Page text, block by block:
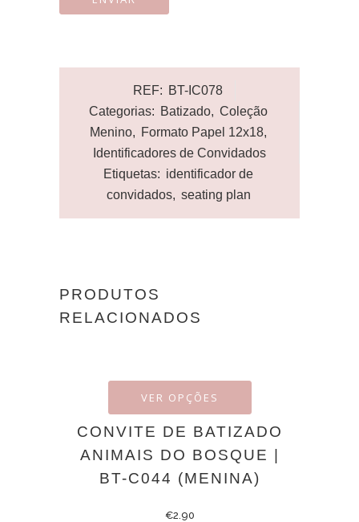
REF: BT-IC078
Categorias: Batizado, Coleção
Menino, Formato Papel 12x18,
Identificadores de Convidados
Etiquetas: identificador de
convidados, seating plan
PRODUTOS
RELACIONADOS
VER OPÇÕES
CONVITE DE BATIZADO
ANIMAIS DO BOSQUE |
BT-C044 (MENINA)
€2.90